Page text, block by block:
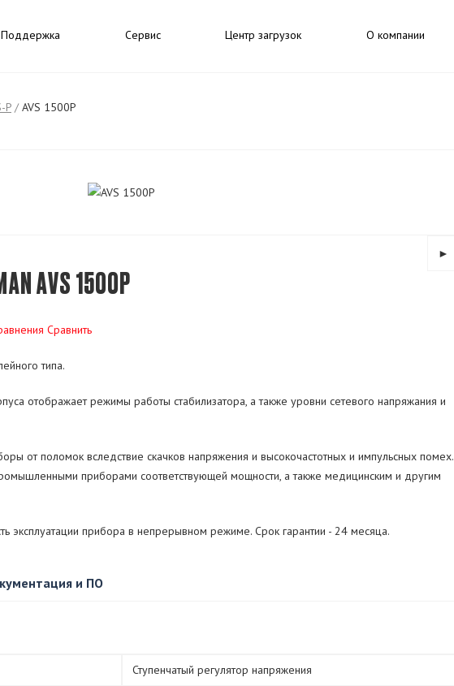
Поддержка Сервис Центр загрузок О компании
P / AVS 1500P
►
AVS 1500P
Сравнить
типа.
отображает режимы работы стабилизатора, а также уровни сетевого напряжания и
от поломок вследствие скачков напряжения и высокочастотных и импульсных помех.
приборами соответствующей мощности, а также медицинским и другим
эксплуатации прибора в непрерывном режиме. Срок гарантии - 24 месяца.
и ПО
Ступенчатый регулятор напряжения